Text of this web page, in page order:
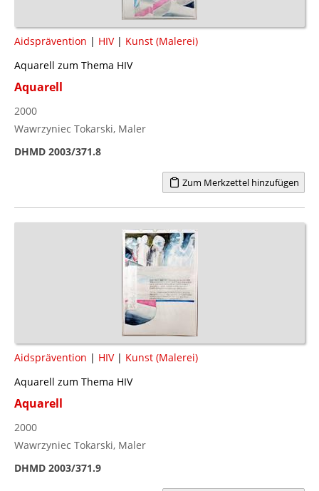
Aidsprävention | HIV| Kunst (Malerei)
Aquarell zum Thema HIV
Aquarell
2000
Wawrzyniec Tokarski, Maler
DHMD 2003/371.8
Zum Merkzettel hinzufügen
Aidsprävention | HIV| Kunst (Malerei)
Aquarell zum Thema HIV
Aquarell
2000
Wawrzyniec Tokarski, Maler
DHMD 2003/371.9